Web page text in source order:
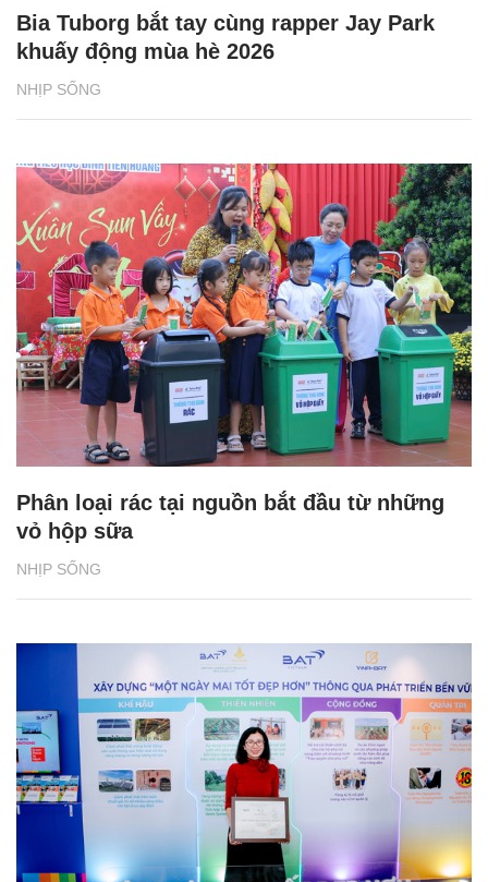
NHỊP SỐNG
Bia Tuborg bắt tay cùng rapper Jay Park
khuấy động mùa hè 2026
NHỊP SỐNG
Phân loại rác tại nguồn bắt đầu từ những
vỏ hộp sữa